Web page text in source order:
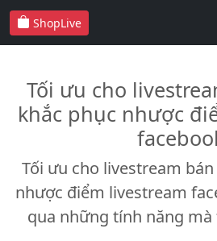
ShopLive
Tối ưu cho
khắc phục nhược
Tối ưu cho livestream
nhược điểm livestream
qua những tính năng mà